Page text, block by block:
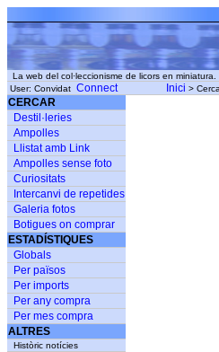
La web del col·leccionisme de licors en
User: Convidat Connect Inici >
CERCAR
Destil·leries
Ampolles
Llistat amb Link
Ampolles sense foto
Curiositats
Intercanvi de repetides
Galeria fotos
Botigues on comprar
ESTADÍSTIQUES
Globals
Per països
Per imports
Per any compra
Per mes compra
ALTRES
Històric notícies